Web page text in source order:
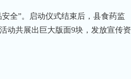
全”。启动仪式结束后，县食药监
动共展出巨大版面9块，发放宣传资